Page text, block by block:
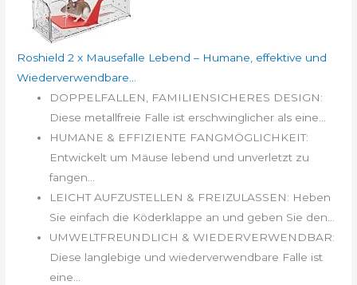
Roshield 2 x Mausefalle Lebend – Humane, effektive und
Wiederverwendbare...
DOPPELFALLEN, FAMILIENSICHERES DESIGN:
Diese metallfreie Falle ist erschwinglicher als eine...
HUMANE & EFFIZIENTE FANGMÖGLICHKEIT:
Entwickelt um Mäuse lebend und unverletzt zu
fangen...
LEICHT AUFZUSTELLEN & FREIZULASSEN: Heben
Sie einfach die Köderklappe an und geben Sie den...
UMWELTFREUNDLICH & WIEDERVERWENDBAR:
Diese langlebige und wiederverwendbare Falle ist
eine...